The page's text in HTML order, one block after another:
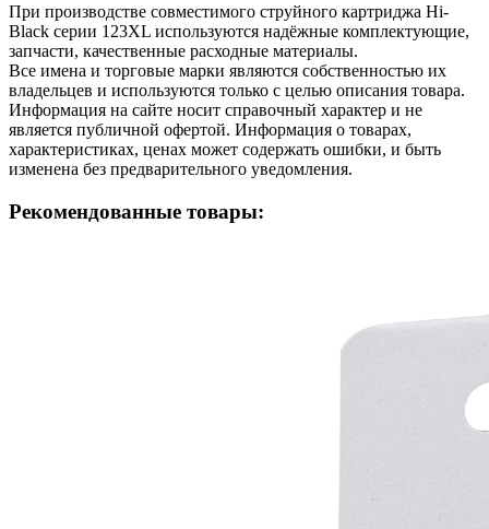
При производстве совместимого струйного картриджа Hi-
Black серии 123XL используются надёжные комплектующие,
запчасти, качественные расходные материалы.
Все имена и торговые марки являются собственностью их
владельцев и используются только с целью описания товара.
Информация на сайте носит справочный характер и не
является публичной офертой. Информация о товарах,
характеристиках, ценах может содержать ошибки, и быть
изменена без предварительного уведомления.
Рекомендованные товары: